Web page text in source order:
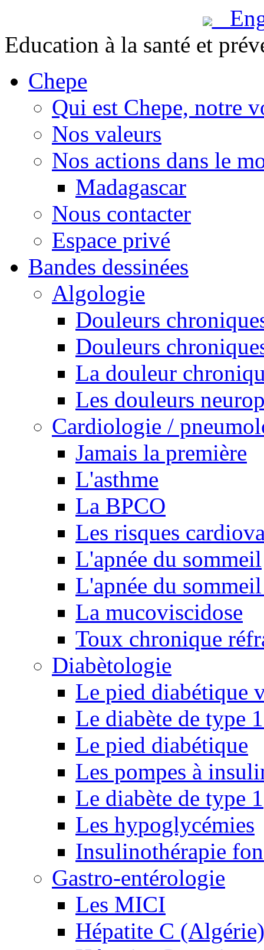
Education à la santé et
Chepe
Qui est Chepe, notre
Nos valeurs
Nos actions dans le
Madagascar
Nous contacter
Espace privé
Bandes dessinées
Algologie
Douleurs
Douleurs
La douleur
Les douleurs
Cardiologie /
Jamais la première
L'asthme
La BPCO
Les risques
L'apnée du sommeil
L'apnée du
La mucoviscidose
Toux chronique
Diabètologie
Le pied diabétique
Le diabète de type
Le pied diabétique
Les pompes à
Le diabète de type 1
Les hypoglycémies
Insulinothérapie
Gastro-entérologie
Les MICI
Hépatite C (Algérie)